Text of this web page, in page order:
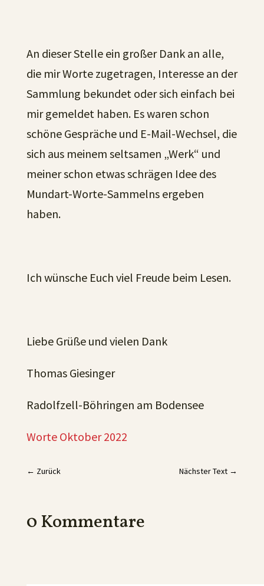
An dieser Stelle ein großer Dank an alle,
die mir Worte zugetragen, Interesse an der
Sammlung bekundet oder sich einfach bei
mir gemeldet haben. Es waren schon
schöne Gespräche und E-Mail-Wechsel, die
sich aus meinem seltsamen „Werk“ und
meiner schon etwas schrägen Idee des
Mundart-Worte-Sammelns ergeben
haben.
Ich wünsche Euch viel Freude beim Lesen.
Liebe Grüße und vielen Dank
Thomas Giesinger
Radolfzell-Böhringen am Bodensee
Worte Oktober 2022
← Zurück Nächster Text →
0 Kommentare